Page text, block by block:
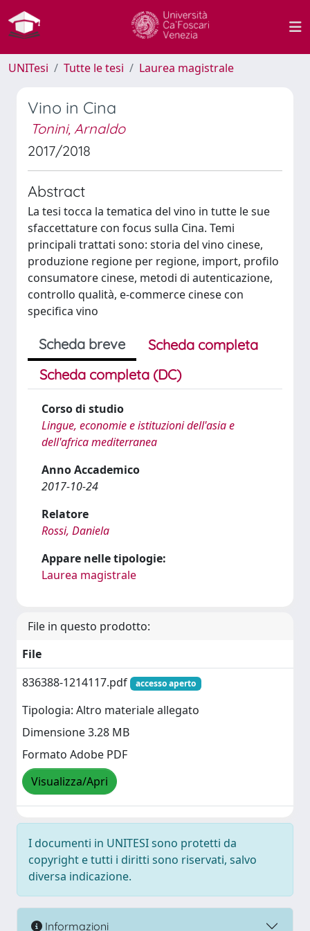
UNITesi Tutte le tesi Laurea magistrale
Vino in Cina
Tonini, Arnaldo
2017/2018
Abstract
La tesi tocca la tematica del vino in tutte le sue
sfaccettature con focus sulla Cina. Temi
principali trattati sono: storia del vino cinese,
produzione regione per regione, import, profilo
consumatore cinese, metodi di autenticazione,
controllo qualità, e-commerce cinese con
specifica vino
Scheda breve
Scheda completa
Scheda completa (DC)
Corso di studio
Lingue, economie e istituzioni dell'asia e
dell'africa mediterranea
Anno Accademico
2017-10-24
Relatore
Rossi, Daniela
Appare nelle tipologie:
Laurea magistrale
File in questo prodotto:
File
836388-1214117.pdf
accesso aperto
Tipologia: Altro materiale allegato
Dimensione 3.28 MB
Formato Adobe PDF
Visualizza/Apri
I documenti in UNITESI sono protetti da
copyright e tutti i diritti sono riservati, salvo
diversa indicazione.
Informazioni